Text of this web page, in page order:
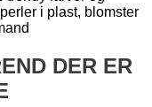
i plast, blomster
DER ER